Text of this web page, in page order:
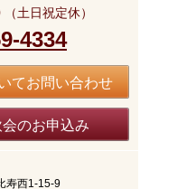
土日祝定休）
4334
てお問い合わせ
のお申込み
寿西1-15-9